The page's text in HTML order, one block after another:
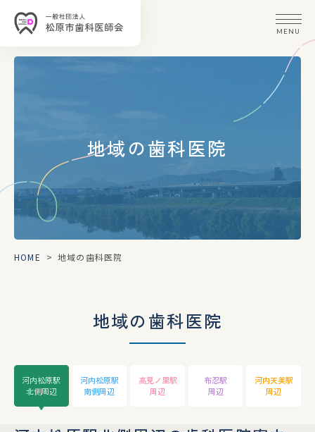
MENU
地域の歯科医院
HOME > 地域の歯科医院
地域の歯科医院
河内松原駅
北側周辺
河内松原駅
南側周辺
高見ノ里駅
周辺
布忍駅
周辺
河内天美駅
周辺